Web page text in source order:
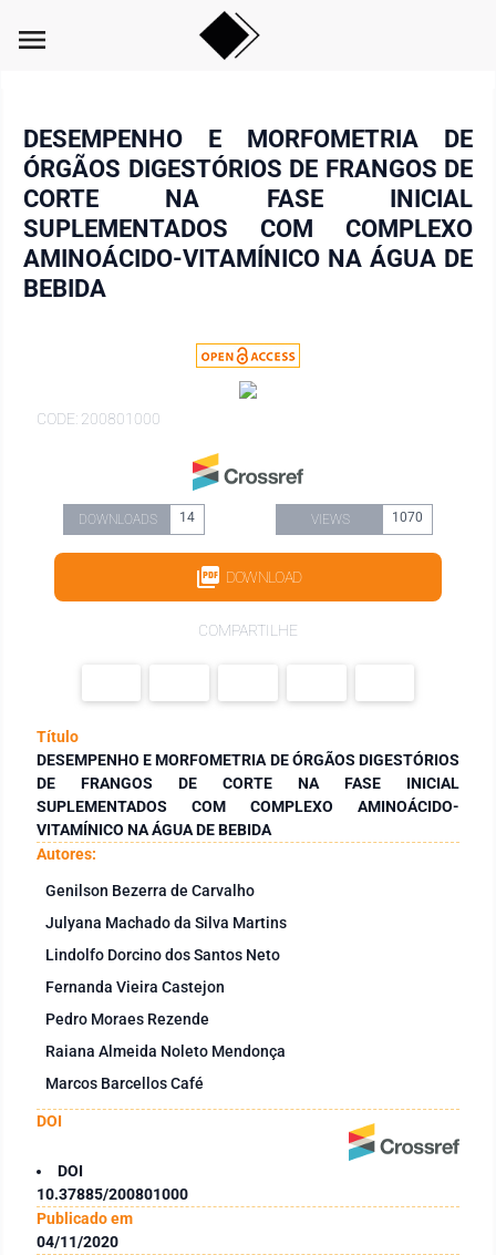
menu
DESEMPENHO E MORFOMETRIA DE
ÓRGÃOS DIGESTÓRIOS DE FRANGOS DE
CORTE NA FASE INICIAL
SUPLEMENTADOS COM COMPLEXO
AMINOÁCIDO-VITAMÍNICO NA ÁGUA DE
BEBIDA
CODE: 200801000
DOWNLOADS 14 VIEWS 1070
DOWNLOAD
COMPARTILHE
Título
DESEMPENHO E MORFOMETRIA DE ÓRGÃOS DIGESTÓRIOS
DE FRANGOS DE CORTE NA FASE INICIAL
SUPLEMENTADOS COM COMPLEXO AMINOÁCIDO-
VITAMÍNICO NA ÁGUA DE BEBIDA
Autores:
Genilson Bezerra de Carvalho
Julyana Machado da Silva Martins
Lindolfo Dorcino dos Santos Neto
Fernanda Vieira Castejon
Pedro Moraes Rezende
Raiana Almeida Noleto Mendonça
Marcos Barcellos Café
DOI
DOI
10.37885/200801000
Publicado em
04/11/2020